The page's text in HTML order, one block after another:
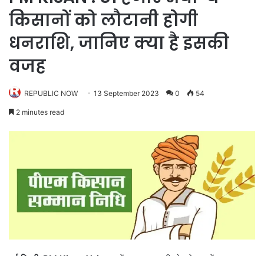
किसानों को लौटानी होगी
धनराशि, जानिए क्या है इसकी
वजह
REPUBLIC NOW 13 September 2023 0 54
2 minutes read